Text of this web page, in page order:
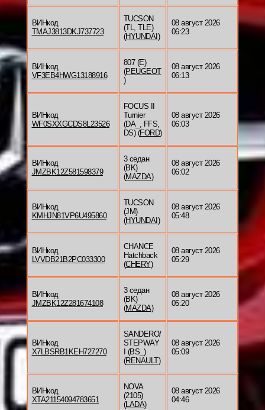
ВИНкод
TMAJ3813DKJ737723
TUCSON
(TL, TLE)
(HYUNDAI )
08 август 2026
06:23
ВИНкод
VF3EB4HWG13188916
807 (E)
(PEUGEOT
)
08 август 2026
06:13
ВИНкод
WF0SXXGCDS8L23526
FOCUS II
Turnier
(DA_, FFS,
DS) (FORD)
08 август 2026
06:03
ВИНкод
JMZBK12Z581598379
3 седан
(BK)
(MAZDA)
08 август 2026
06:02
ВИНкод
KMHJN81VP6U495860
TUCSON
(JM)
(HYUNDAI )
08 август 2026
05:48
ВИНкод
LVVDB21B2PC033300
CHANCE
Hatchback
(CHERY)
08 август 2026
05:29
ВИНкод
JMZBK12Z281674108
3 седан
(BK)
(MAZDA)
08 август 2026
05:20
ВИНкод
X7LBSRB1KEH727270
SANDERO/
STEPWAY
I (BS_)
(RENAULT)
08 август 2026
05:09
ВИНкод
XTA21154094783651
NOVA
(2105)
(LADA)
08 август 2026
04:46